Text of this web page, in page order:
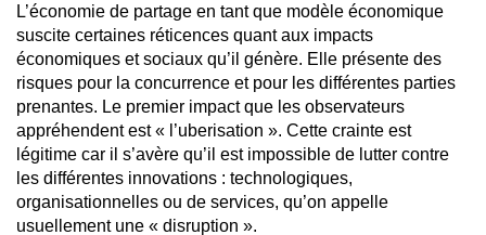
L’économie de partage en tant que modèle économique
suscite certaines réticences quant aux impacts
économiques et sociaux qu’il génère. Elle présente des
risques pour la concurrence et pour les différentes parties
prenantes. Le premier impact que les observateurs
appréhendent est « l’uberisation ». Cette crainte est
légitime car il s’avère qu’il est impossible de lutter contre
les différentes innovations : technologiques,
organisationnelles ou de services, qu’on appelle
usuellement une « disruption ».